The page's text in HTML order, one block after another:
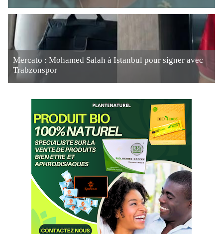
Mercato : Mohamed Salah à Istanbul pour signer avec
Trabzonspor